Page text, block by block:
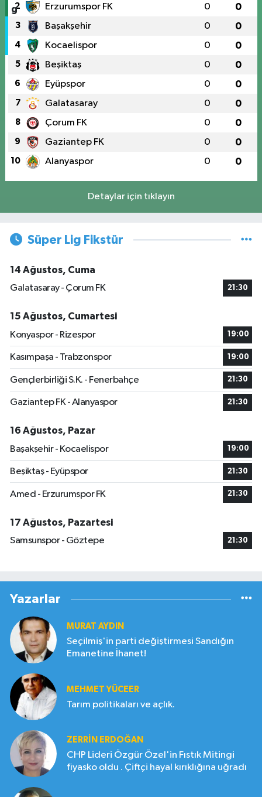
2 Erzurumspor FK 0 0
3 Başakşehir 0 0
4 Kocaelispor 0 0
5 Beşiktaş 0 0
6 Eyüpspor 0 0
7 Galatasaray 0 0
8 Çorum FK 0 0
9 Gaziantep FK 0 0
10 Alanyaspor 0 0
Detaylar için tıklayın
Süper Lig Fikstür
14 Ağustos, Cuma
Galatasaray - Çorum FK
21:30
15 Ağustos, Cumartesi
Konyaspor - Rizespor
19:00
Kasımpaşa - Trabzonspor 19:00
Gençlerbirliği S.K. - Fenerbahçe 21:30
Gaziantep FK - Alanyaspor 21:30
16 Ağustos, Pazar
Başakşehir - Kocaelispor
19:00
Beşiktaş - Eyüpspor 21:30
Amed - Erzurumspor FK 21:30
17 Ağustos, Pazartesi
Samsunspor - Göztepe
21:30
Yazarlar
MURAT AYDIN
Seçilmiş'in parti değiştirmesi Sandığın
Emanetine İhanet!
MEHMET YÜCEER
Tarım politikaları ve açlık.
ZERRIN ERDOĞAN
CHP Lideri Özgür Özel'in Fıstık Mitingi
fiyasko oldu . Çiftçi hayal kırıklığına uğradı